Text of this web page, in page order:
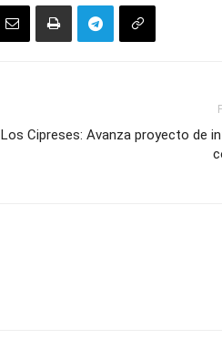
Los Cipreses: Avanza proyecto de